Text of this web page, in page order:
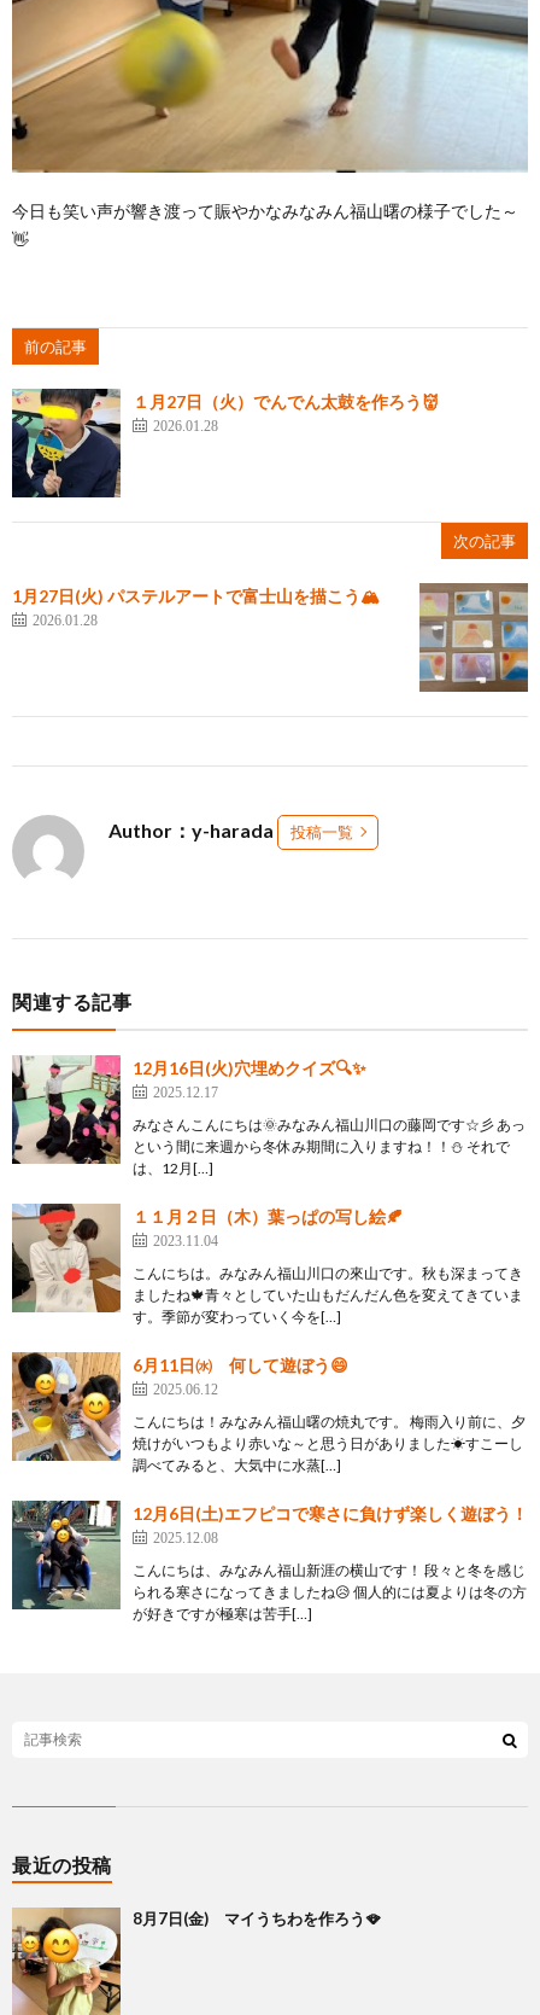
今日も笑い声が響き渡って賑やかなみなみん福山曙の様子でした～
👋
前の記事
１月27日（火）でんでん太鼓を作ろう👹
2026.01.28
次の記事
1月27日(火) パステルアートで富士山を描こう🏔
2026.01.28
Author：y-harada 投稿一覧
関連する記事
12月16日(火)穴埋めクイズ🔍✨
2025.12.17
みなさんこんにちは🌞みなみん福山川口の藤岡です☆彡 あっ
という間に来週から冬休み期間に入りますね！！⛄ それで
は、12月[…]
１１月２日（木）葉っぱの写し絵🍂
2023.11.04
こんにちは。みなみん福山川口の來山です。秋も深まってき
ましたね🍁青々としていた山もだんだん色を変えてきていま
す。季節が変わっていく今を[…]
6月11日㈬ 何して遊ぼう😄
2025.06.12
こんにちは！みなみん福山曙の焼丸です。 梅雨入り前に、夕
焼けがいつもより赤いな～と思う日がありました☀すこーし
調べてみると、大気中に水蒸[…]
12月6日(土)エフピコで寒さに負けず楽しく遊ぼう！
2025.12.08
こんにちは、みなみん福山新涯の横山です！ 段々と冬を感じ
られる寒さになってきましたね😥 個人的には夏よりは冬の方
が好きですが極寒は苦手[…]
最近の投稿
8月7日(金) マイうちわを作ろう🪭